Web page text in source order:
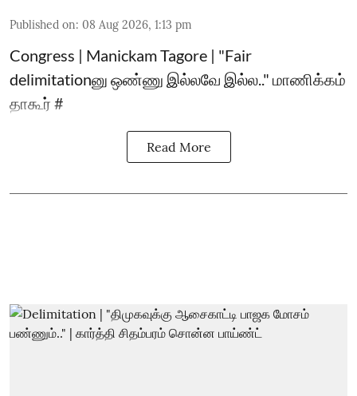
Published on: 08 Aug 2026, 1:13 pm
Congress | Manickam Tagore | "Fair
delimitationனு ஒண்ணு இல்லவே இல்ல.." மாணிக்கம்
தாகூர் #
Read More